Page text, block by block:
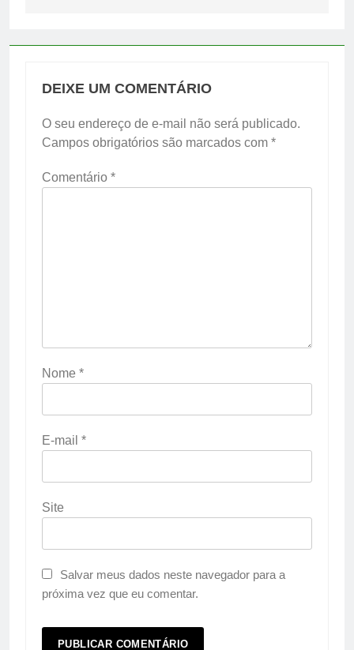
DEIXE UM COMENTÁRIO
O seu endereço de e-mail não será publicado.
Campos obrigatórios são marcados com *
Comentário *
Nome *
E-mail *
Site
Salvar meus dados neste navegador para a
próxima vez que eu comentar.